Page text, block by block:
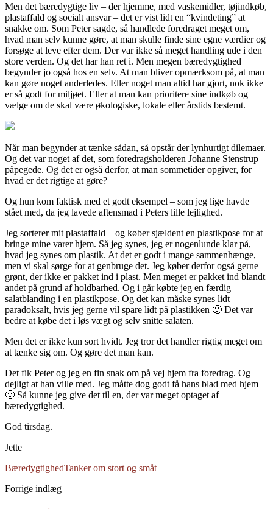
Men det bæredygtige liv – der hjemme, med vaskemidler, tøjindkøb,
plastaffald og socialt ansvar – det er vist lidt en “kvindeting” at
snakke om. Som Peter sagde, så handlede foredraget meget om,
hvad man selv kunne gøre, at man skulle finde sine egne værdier og
forsøge at leve efter dem. Der var ikke så meget handling ude i den
store verden. Og det har han ret i. Men megen bæredygtighed
begynder jo også hos en selv. At man bliver opmærksom på, at man
kan gøre noget anderledes. Eller noget man altid har gjort, nok ikke
er så godt for miljøet. Eller at man kan prioritere sine indkøb og
vælge om de skal være økologiske, lokale eller årstids bestemt.
Når man begynder at tænke sådan, så opstår der lynhurtigt dilemaer.
Og det var noget af det, som foredragsholderen Johanne Stenstrup
påpegede. Og det er også derfor, at man sommetider opgiver, for
hvad er det rigtige at gøre?
Og hun kom faktisk med et godt eksempel – som jeg lige havde
stået med, da jeg lavede aftensmad i Peters lille lejlighed.
Jeg sorterer mit plastaffald – og køber sjældent en plastikpose for at
bringe mine varer hjem. Så jeg synes, jeg er nogenlunde klar på,
hvad jeg synes om plastik. At det er godt i mange sammenhænge,
men vi skal sørge for at genbruge det. Jeg køber derfor også gerne
grønt, der ikke er pakket ind i plast. Men meget er pakket ind blandt
andet på grund af holdbarhed. Og i går købte jeg en færdig
salatblanding i en plastikpose. Og det kan måske synes lidt
paradoksalt, hvis jeg gerne vil spare lidt på plastikken 🙂 Det var
bedre at købe det i løs vægt og selv snitte salaten.
Men det er ikke kun sort hvidt. Jeg tror det handler rigtig meget om
at tænke sig om. Og gøre det man kan.
Det fik Peter og jeg en fin snak om på vej hjem fra foredrag. Og
dejligt at han ville med. Jeg måtte dog godt få hans blad med hjem
🙂 Så kunne jeg give det til en, der var meget optaget af
bæredygtighed.
God tirsdag.
Jette
BæredygtighedTanker om stort og småt
Forrige indlæg